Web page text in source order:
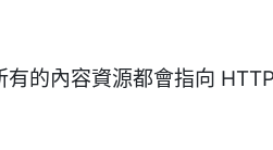
的內容資源都會指向